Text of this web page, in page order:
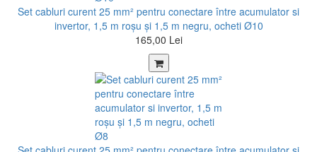
Set cabluri curent 25 mm² pentru conectare între acumulator si
invertor, 1,5 m roșu şi 1,5 m negru, ocheti Ø10
165,00 Lei